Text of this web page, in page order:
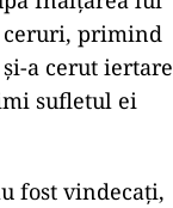
ceruri, primind
a cerut iertare
sufletul ei
fost vindecați,